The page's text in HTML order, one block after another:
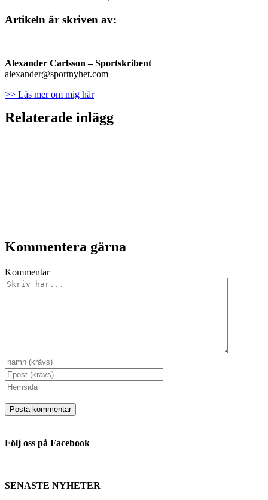
Artikeln är skriven av:
Alexander Carlsson – Sportskribent
alexander@sportnyhet.com
>> Läs mer om mig här
Relaterade inlägg
Kommentera gärna
Kommentar
Följ oss på Facebook
SENASTE NYHETER